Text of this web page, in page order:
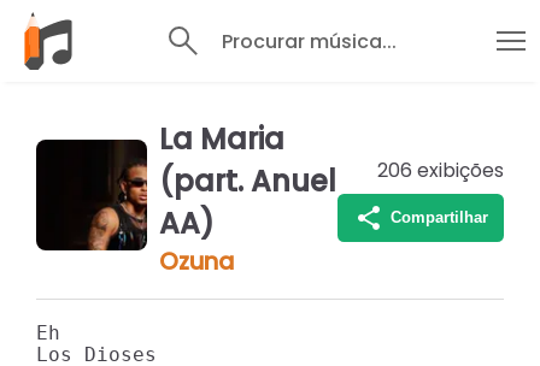
Procurar música...
La Maria
(part. Anuel
AA)
Ozuna
206 exibições
Compartilhar
Eh
Los Dioses